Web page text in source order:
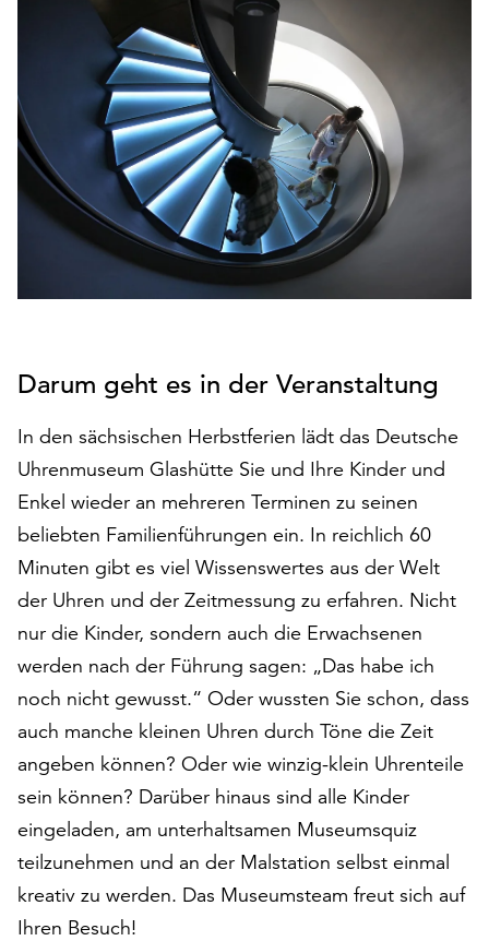
Seite
notwendig
sind
(funktionale
Cookies),
sowie
lediglich
Statistikzwecken
werden.
Klicken
Sie
auf
„Alle
akzeptieren“,
um
zu
akzeptieren.
Sie
können
Ihr
Einverständnis
jederzeit
ändern
und
widerrufen.
Dafür
Darum geht es in der Veranstaltung
In den sächsischen Herbstferien lädt das Deutsche
Uhrenmuseum Glashütte Sie und Ihre Kinder und
Enkel wieder an mehreren Terminen zu seinen
beliebten Familienführungen ein. In reichlich 60
Minuten gibt es viel Wissenswertes aus der Welt
der Uhren und der Zeitmessung zu erfahren. Nicht
nur die Kinder, sondern auch die Erwachsenen
werden nach der Führung sagen: „Das habe ich
noch nicht gewusst.“ Oder wussten Sie schon, dass
auch manche kleinen Uhren durch Töne die Zeit
angeben können? Oder wie winzig-klein Uhrenteile
sein können? Darüber hinaus sind alle Kinder
eingeladen, am unterhaltsamen Museumsquiz
teilzunehmen und an der Malstation selbst einmal
kreativ zu werden. Das Museumsteam freut sich auf
Ihren Besuch!